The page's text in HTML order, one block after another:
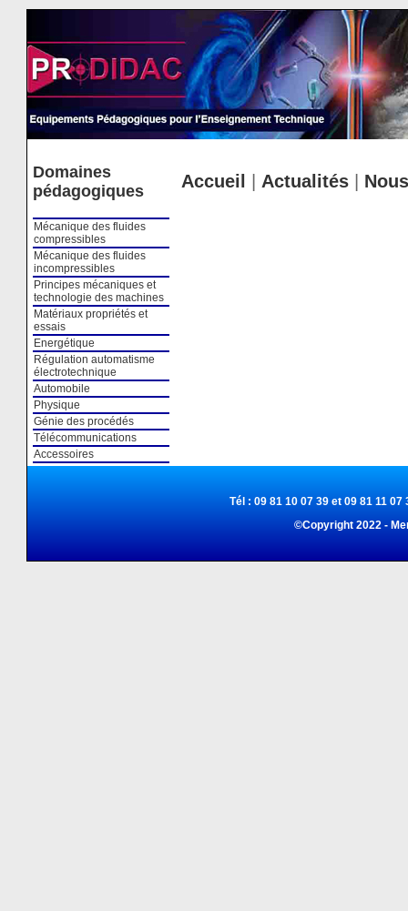
Domaines
pédagogiques
Mécanique des fluides
compressibles
Mécanique des fluides
incompressibles
Principes mécaniques et
technologie des machines
Matériaux propriétés et
essais
Energétique
Régulation automatisme
électrotechnique
Automobile
Physique
Génie des procédés
Télécommunications
Accessoires
Accueil Actualités|
Tél : 09 81 10 07 39 et 09 81 11
©Copyright 2022 -
Cookies management panel